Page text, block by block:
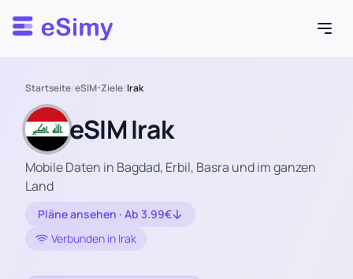
Esimy
Startseite/eSIM-Ziele/Irak
eSIM Irak
Mobile Daten in Bagdad, Erbil, Basra und im ganzen
Land
Pläne ansehen · Ab 3.99€
Verbunden in Irak